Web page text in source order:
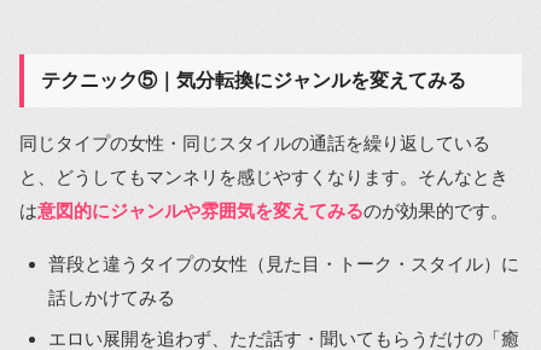
テクニック⑤｜気分転換にジャンルを変えてみる
同じタイプの女性・同じスタイルの通話を繰り返している
と、どうしてもマンネリを感じやすくなります。そんなとき
は意図的にジャンルや雰囲気を変えてみるのが効果的です。
普段と違うタイプの女性（見た目・トーク・スタイル）に
話しかけてみる
エロい展開を追わず、ただ話す・聞いてもらうだけの「癒